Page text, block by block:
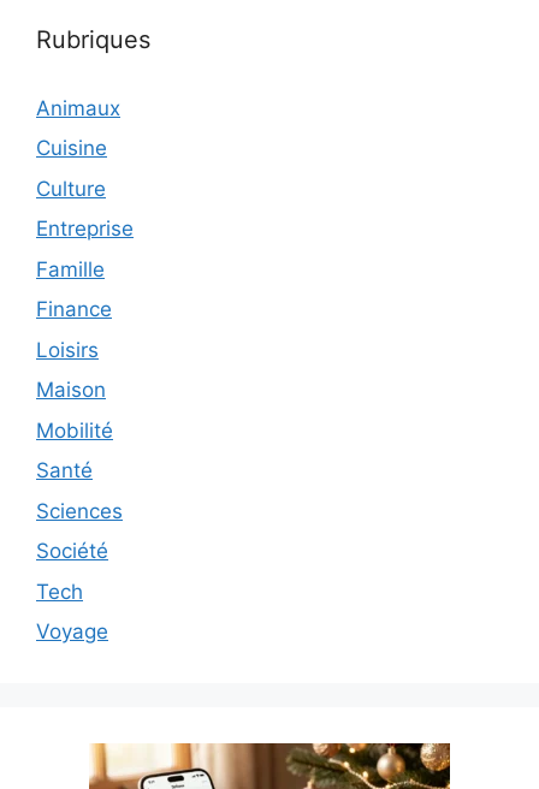
Rubriques
Animaux
Cuisine
Culture
Entreprise
Famille
Finance
Loisirs
Maison
Mobilité
Santé
Sciences
Société
Tech
Voyage